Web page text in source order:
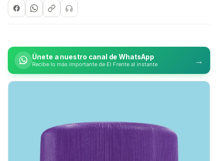
Únete a nuestro canal de WhatsApp
Recibe lo más importante de El Frente al instante →